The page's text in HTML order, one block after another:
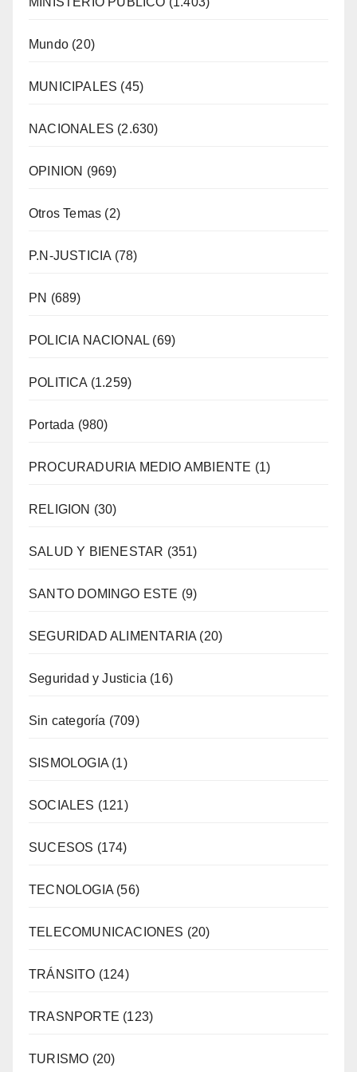
Mundo (20)
MUNICIPALES (45)
NACIONALES (2.630)
OPINION (969)
Otros Temas (2)
P.N-JUSTICIA (78)
PN (689)
POLICIA NACIONAL (69)
POLITICA (1.259)
Portada (980)
PROCURADURIA MEDIO AMBIENTE (1)
RELIGION (30)
SALUD Y BIENESTAR (351)
SANTO DOMINGO ESTE (9)
SEGURIDAD ALIMENTARIA (20)
Seguridad y Justicia (16)
Sin categoría (709)
SISMOLOGIA (1)
SOCIALES (121)
SUCESOS (174)
TECNOLOGIA (56)
TELECOMUNICACIONES (20)
TRÁNSITO (124)
TRASNPORTE (123)
TURISMO (20)